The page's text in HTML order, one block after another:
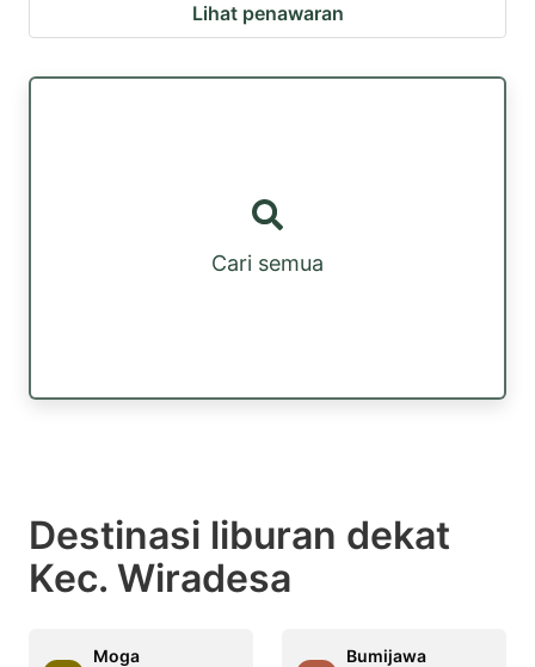
Lihat penawaran
Cari semua
Destinasi liburan dekat
Kec. Wiradesa
Moga
Bumijawa